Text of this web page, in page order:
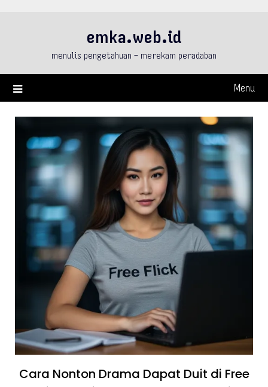
emka.web.id
menulis pengetahuan – merekam peradaban
Menu
Cara Nonton Drama Dapat Duit di Free